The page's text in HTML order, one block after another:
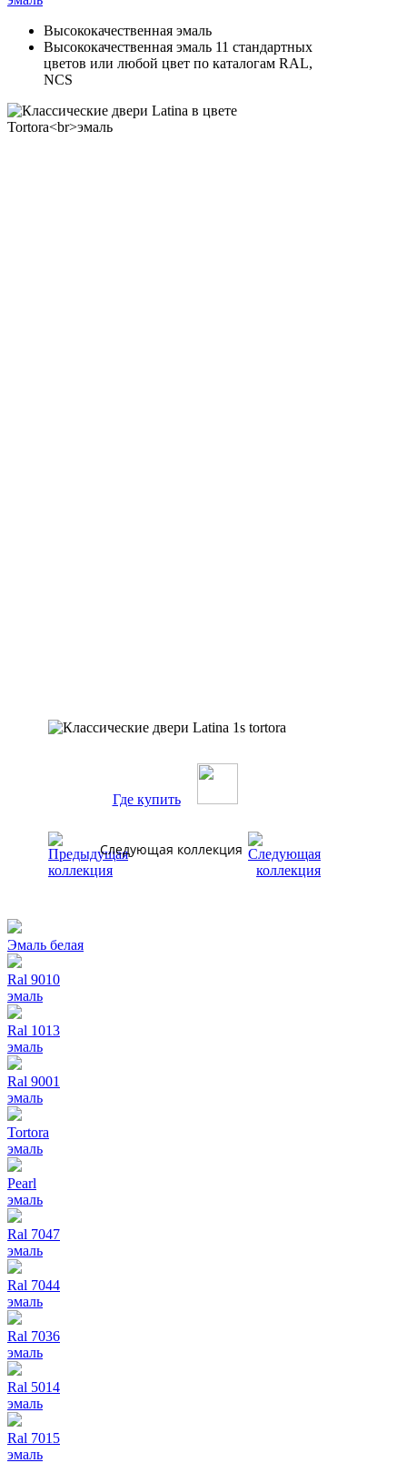
Высококачественная эмаль
Высококачественная эмаль 11 стандартных
цветов или любой цвет по каталогам RAL,
NCS
Где купить
Следующая коллекция
Эмаль белая
Ral 9010
эмаль
Ral 1013
эмаль
Ral 9001
эмаль
Tortora
эмаль
Pearl
эмаль
Ral 7047
эмаль
Ral 7044
эмаль
Ral 7036
эмаль
Ral 5014
эмаль
Ral 7015
эмаль